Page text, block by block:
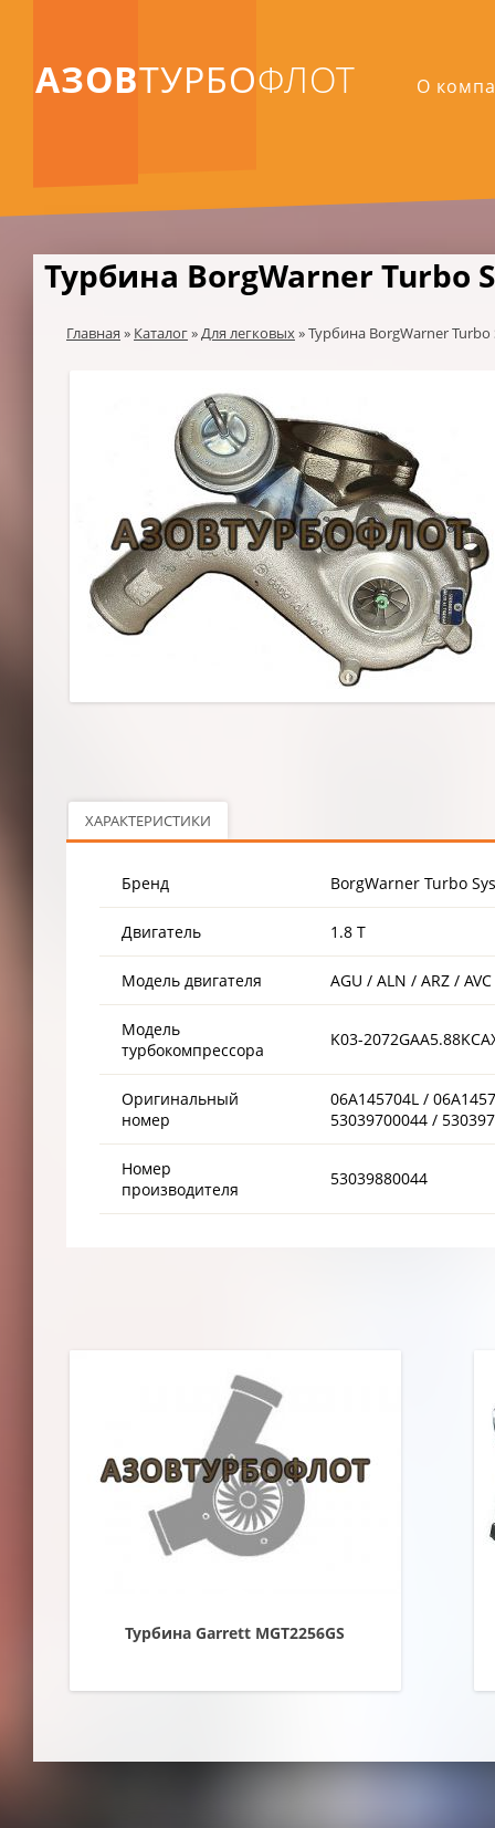
АЗОВТУРБОФЛОТ О
Турбина BorgWarner Turbo
Главная » Каталог»Для легковых»Турбина BorgWarner Turbo
ХАРАКТЕРИСТИКИ
Бренд BorgWarner Turbo
Двигатель 1.8 T
Модель двигателя AGU / ALN / ARZ /
Модель
турбокомпрессора
K03-
Оригинальный
номер
06A145704L /
53039700044 /
Номер
производителя
53039880044
Турбина Garrett MGT2256GS